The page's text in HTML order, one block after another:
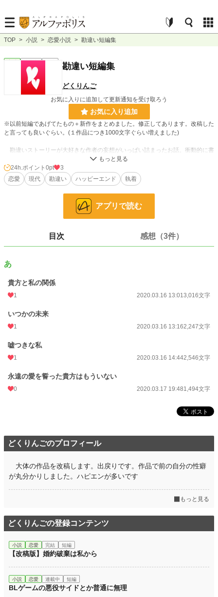
TOP > 小説 > 恋愛小説 > 勘違い短編集
連載中 勘違い短編集
どくりんご
お気に入りに追加して更新通知を受け取ろう
お気に入り追加
※以前短編であげてたもの＋新作をまとめました。修正してあります。改稿した
と言っても良いぐらい。(１作品につき1000文字ぐらい増えました)
勘違いストーリーが大好きな作者の妄想がいっぱい詰まったお話。衝動的に書
いたやつを書き直して投稿します。
小説 228,849 位 / 228,849 件
66,374 位 / 66,374 件
0 pt
文字数 9,303
更新日時
初回公開日時 2020.03.16 13:01
週間ポイント
月間ポイント 203 pt (51,450 位)
累計ポイント
24h.ポイント 0pt
3
恋愛
現代 勘違い ハッピーエンド 執着
アプリで読む
目次 感想（3件）
あ
貴方と私の関係
1 2020.03.16 13:013,016文字
いつかの未来
1 2020.03.16 13:162,247文字
嘘つきな私
1 2020.03.16 14:442,546文字
永遠の愛を誓った貴方はもういない
0 2020.03.17 19:481,494文字
どくりんごのプロフィール
大体の作品を改稿します。出戻りです。作品で前の自分の性癖
が丸分かりしました。ハピエンが多いです
もっと見る
どくりんごの登録コンテンツ
小説 恋愛 完結 短編
【改稿版】婚約破棄は私から
小説 恋愛 連載中 短編
BLゲームの悪役サイドとか普通に無理